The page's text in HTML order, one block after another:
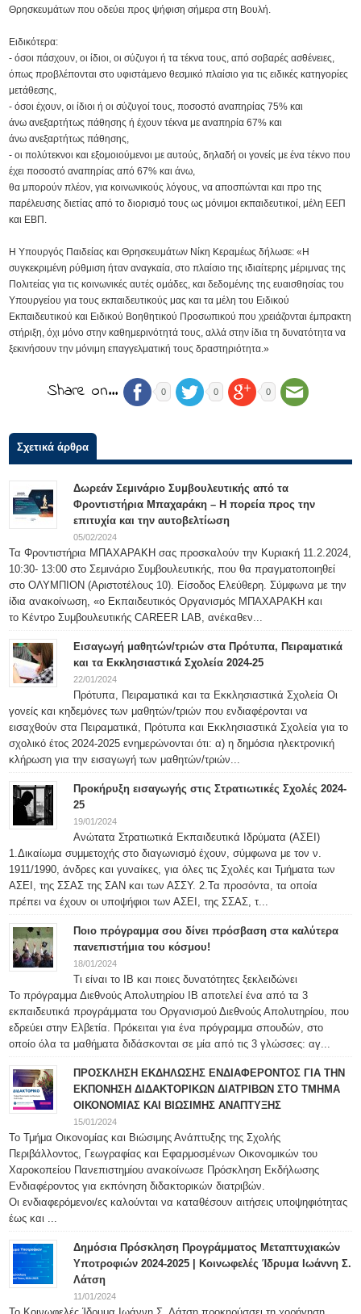
Θρησκευμάτων που οδεύει προς ψήφιση σήμερα στη Βουλή.
Ειδικότερα:
- όσοι πάσχουν, οι ίδιοι, οι σύζυγοι ή τα τέκνα τους, από σοβαρές ασθένειες,
όπως προβλέπονται στο υφιστάμενο θεσμικό πλαίσιο για τις ειδικές κατηγορίες
μετάθεσης,
- όσοι έχουν, οι ίδιοι ή οι σύζυγοί τους, ποσοστό αναπηρίας 75% και
άνω ανεξαρτήτως πάθησης ή έχουν τέκνα με αναπηρία 67% και
άνω ανεξαρτήτως πάθησης,
- οι πολύτεκνοι και εξομοιούμενοι με αυτούς, δηλαδή οι γονείς με ένα τέκνο που
έχει ποσοστό αναπηρίας από 67% και άνω,
θα μπορούν πλέον, για κοινωνικούς λόγους, να αποσπώνται και προ της
παρέλευσης διετίας από το διορισμό τους ως μόνιμοι εκπαιδευτικοί, μέλη ΕΕΠ
και ΕΒΠ.
Η Υπουργός Παιδείας και Θρησκευμάτων Νίκη Κεραμέως δήλωσε: «Η
συγκεκριμένη ρύθμιση ήταν αναγκαία, στο πλαίσιο της ιδιαίτερης μέριμνας της
Πολιτείας για τις κοινωνικές αυτές ομάδες, και δεδομένης της ευαισθησίας του
Υπουργείου για τους εκπαιδευτικούς μας και τα μέλη του Ειδικού
Εκπαιδευτικού και Ειδικού Βοηθητικού Προσωπικού που χρειάζονται έμπρακτη
στήριξη, όχι μόνο στην καθημερινότητά τους, αλλά στην ίδια τη δυνατότητα να
ξεκινήσουν την μόνιμη επαγγελματική τους δραστηριότητα.»
Share on… 0 0 0
Σχετικά άρθρα
Δωρεάν Σεμινάριο Συμβουλευτικής από τα
Φροντιστήρια Μπαχαράκη – Η πορεία προς την
επιτυχία και την αυτοβελτίωση
05/02/2024
Τα Φροντιστήρια ΜΠΑΧΑΡΑΚΗ σας προσκαλούν την Κυριακή 11.2.2024,
10:30- 13:00 στο Σεμινάριο Συμβουλευτικής, που θα πραγματοποιηθεί
στο ΟΛΥΜΠΙΟΝ (Αριστοτέλους 10). Είσοδος Ελεύθερη. Σύμφωνα με την
ίδια ανακοίνωση, «ο Εκπαιδευτικός Οργανισμός ΜΠΑΧΑΡΑΚΗ και
το Κέντρο Συμβουλευτικής CAREER LAB, ανέκαθεν...
Εισαγωγή μαθητών/τριών στα Πρότυπα, Πειραματικά
και τα Εκκλησιαστικά Σχολεία 2024-25
22/01/2024
Πρότυπα, Πειραματικά και τα Εκκλησιαστικά Σχολεία Οι
γονείς και κηδεμόνες των μαθητών/τριών που ενδιαφέρονται να
εισαχθούν στα Πειραματικά, Πρότυπα και Εκκλησιαστικά Σχολεία για το
σχολικό έτος 2024-2025 ενημερώνονται ότι: α) η δημόσια ηλεκτρονική
κλήρωση για την εισαγωγή των μαθητών/τριών...
Προκήρυξη εισαγωγής στις Στρατιωτικές Σχολές 2024-
25
19/01/2024
Ανώτατα Στρατιωτικά Εκπαιδευτικά Ιδρύματα (ΑΣΕΙ)
1.Δικαίωμα συμμετοχής στο διαγωνισμό έχουν, σύμφωνα με τον ν.
1911/1990, άνδρες και γυναίκες, για όλες τις Σχολές και Τμήματα των
ΑΣΕΙ, της ΣΣΑΣ της ΣΑΝ και των ΑΣΣΥ. 2.Τα προσόντα, τα οποία
πρέπει να έχουν οι υποψήφιοι των ΑΣΕΙ, της ΣΣΑΣ, τ...
Ποιο πρόγραμμα σου δίνει πρόσβαση στα καλύτερα
πανεπιστήμια του κόσμου!
18/01/2024
Τι είναι το IB και ποιες δυνατότητες ξεκλειδώνει
Το πρόγραμμα Διεθνούς Απολυτηρίου IB αποτελεί ένα από τα 3
εκπαιδευτικά προγράμματα του Οργανισμού Διεθνούς Απολυτηρίου, που
εδρεύει στην Ελβετία. Πρόκειται για ένα πρόγραμμα σπουδών, στο
οποίο όλα τα μαθήματα διδάσκονται σε μία από τις 3 γλώσσες: αγ...
ΠΡΟΣΚΛΗΣΗ ΕΚΔΗΛΩΣΗΣ ΕΝΔΙΑΦΕΡΟΝΤΟΣ ΓΙΑ ΤΗΝ
ΕΚΠΟΝΗΣΗ ΔΙΔΑΚΤΟΡΙΚΩΝ ΔΙΑΤΡΙΒΩΝ ΣΤΟ ΤΜΗΜΑ
ΟΙΚΟΝΟΜΙΑΣ ΚΑΙ ΒΙΩΣΙΜΗΣ ΑΝΑΠΤΥΞΗΣ
15/01/2024
Το Τμήμα Οικονομίας και Βιώσιμης Ανάπτυξης της Σχολής
Περιβάλλοντος, Γεωγραφίας και Εφαρμοσμένων Οικονομικών του
Χαροκοπείου Πανεπιστημίου ανακοίνωσε Πρόσκληση Εκδήλωσης
Ενδιαφέροντος για εκπόνηση διδακτορικών διατριβών.
Οι ενδιαφερόμενοι/ες καλούνται να καταθέσουν αιτήσεις υποψηφιότητας
έως και ...
Δημόσια Πρόσκληση Προγράμματος Μεταπτυχιακών
Υποτροφιών 2024-2025 | Κοινωφελές Ίδρυμα Ιωάννη Σ.
Λάτση
11/01/2024